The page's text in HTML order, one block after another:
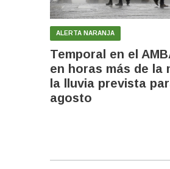
ALERTA NARANJA
Temporal en el
en horas más de la
la lluvia prevista
agosto